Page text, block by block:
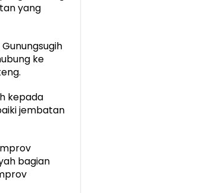
yang
ke
kepada
jembatan
bagian